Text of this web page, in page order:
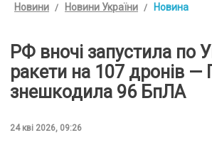
Новини Новини України Новина
РФ вночі запустила по
ракети на 107 дронів
знешкодила 96 БпЛА
24 кві 2026, 09:26